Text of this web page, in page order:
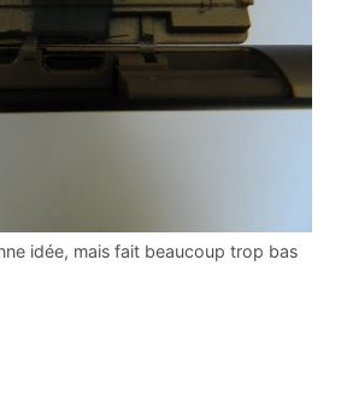
idée, mais fait beaucoup trop bas